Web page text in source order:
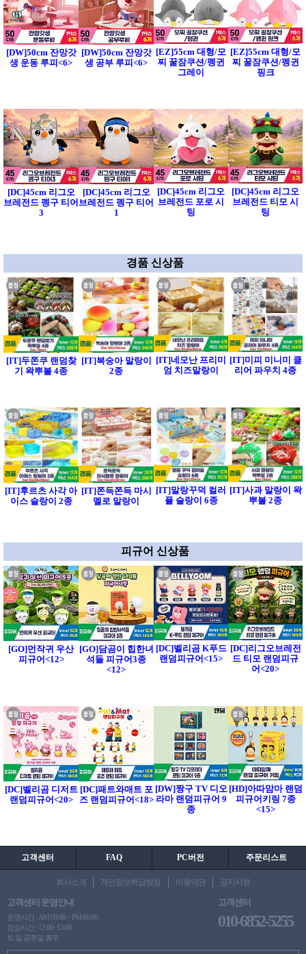
[DW]50cm 잔망갓
생 운동 루피<6>
[DW]50cm 잔망갓
생 공부 루피<6>
[EZ]55cm 대형/모
찌 꿀잠쿠션/펭귄
그레이
[EZ]55cm 대형/모
찌 꿀잠쿠션/펭귄
핑크
[DC]45cm 리그오
브레전드 펭구 티어
3
[DC]45cm 리그오
브레전드 펭구 티어
1
[DC]45cm 리그오
브레전드 포로 시
팅
[DC]45cm 리그오
브레전드 티모 시
팅
경품 신상품
[IT]두쫀쿠 랜덤찾
기 왁뿌볼 4종
[IT]복숭아 말랑이
2종
[IT]네모난 프리미
엄 치즈말랑이
[IT]미피 미니미 클
리어 파우치 4종
[IT]후르츠 사각 아
이스 슬랑이 2종
[IT]쫀득쫀득 마시
멜로 말랑이
[IT]말랑꾸덕 컬러
플 슬랑이 6종
[IT]사과 말랑이 왁
뿌볼 2종
피규어 신상품
[GO]먼작귀 우산
피규어<12>
[GO]담곰이 힙한녀
석들 피규어3종
<12>
[DC]벨리곰 K푸드
랜덤피규어<15>
[DC]리그오브레전
드 티모 랜덤피규
어<20>
[DC]벨리곰 디저트
랜덤피규어<20>
[DC]패트와매트 포
즈 랜덤피규어<18>
[DW]짱구 TV 디오
라마 랜덤피규어 9
종
[HD]아따맘마 랜덤
피규어키링 7종
<15>
고객센터 FAQ PC버전 주문리스트
회사소개 개인정보취급방침 이용약관 공지사항
고객센터 운영안내
운영시간 : AM 09:00 ~ PM 06:00
점심시간 : 12:00~13:00
토.일.공휴일 휴무
고객센터
010-6852-5255